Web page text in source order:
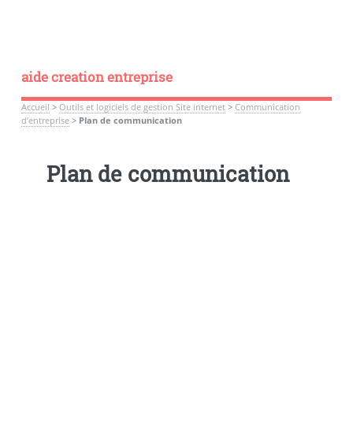
aide creation entreprise
Accueil > Outils et logiciels de gestion Site internet> Communication
d’entreprise> Plan de communication
Plan de communication